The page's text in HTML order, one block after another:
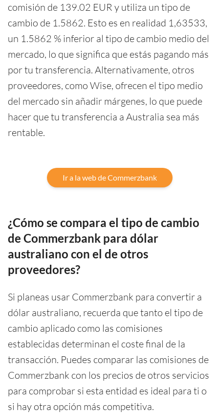
comisión de 139.02 EUR y utiliza un tipo de
cambio de 1.5862. Esto es en realidad 1,63533,
un 1.5862 % inferior al tipo de cambio medio del
mercado, lo que significa que estás pagando más
por tu transferencia. Alternativamente, otros
proveedores, como Wise, ofrecen el tipo medio
del mercado sin añadir márgenes, lo que puede
hacer que tu transferencia a Australia sea más
rentable.
Ir a la web de Commerzbank
¿Cómo se compara el tipo de cambio
de Commerzbank para dólar
australiano con el de otros
proveedores?
Si planeas usar Commerzbank para convertir a
dólar australiano, recuerda que tanto el tipo de
cambio aplicado como las comisiones
establecidas determinan el coste final de la
transacción. Puedes comparar las comisiones de
Commerzbank con los precios de otros servicios
para comprobar si esta entidad es ideal para ti o
si hay otra opción más competitiva.